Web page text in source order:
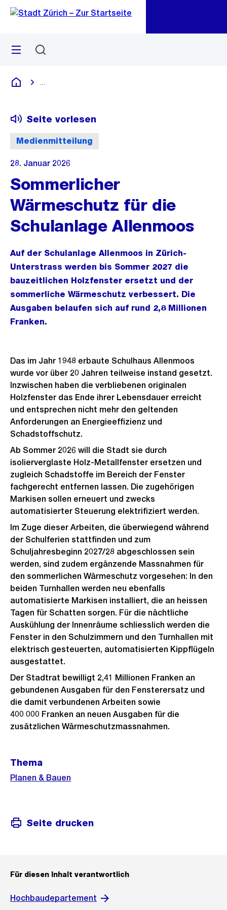
Navigation
Sprunglink
Menü
Deutsch
Medienmitteilung
Seite vorlesen
28. Januar 2026
Sommerlicher
Wärmeschutz für die
Schulanlage Allenmoos
Auf der Schulanlage Allenmoos in Zürich-
Unterstrass werden bis Sommer 2027 die
bauzeitlichen Holzfenster ersetzt und der
sommerliche Wärmeschutz verbessert. Die
Ausgaben belaufen sich auf rund 2,8 Millionen
Franken.
Das im Jahr 1948 erbaute Schulhaus Allenmoos
wurde vor über 20 Jahren teilweise instand gesetzt.
Inzwischen haben die verbliebenen originalen
Holzfenster das Ende ihrer Lebensdauer erreicht
und entsprechen nicht mehr den geltenden
Anforderungen an Energieeffizienz und
Schadstoffschutz.
Ab Sommer 2026 will die Stadt sie durch
isolierverglaste Holz-Metallfenster ersetzen und
zugleich Schadstoffe im Bereich der Fenster
fachgerecht entfernen lassen. Die zugehörigen
Markisen sollen erneuert und zwecks
automatisierter Steuerung elektrifiziert werden.
Im Zuge dieser Arbeiten, die überwiegend während
der Schulferien stattfinden und zum
Schuljahresbeginn 2027/28 abgeschlossen sein
werden, sind zudem ergänzende Massnahmen für
den sommerlichen Wärmeschutz vorgesehen: In den
beiden Turnhallen werden neu ebenfalls
automatisierte Markisen installiert, die an heissen
Tagen für Schatten sorgen. Für die nächtliche
Auskühlung der Innenräume schliesslich werden die
Fenster in den Schulzimmern und den Turnhallen mit
elektrisch gesteuerten, automatisierten Kippflügeln
ausgestattet.
Der Stadtrat bewilligt 2,41 Millionen Franken an
gebundenen Ausgaben für den Fensterersatz und
die damit verbundenen Arbeiten sowie
400 000 Franken an neuen Ausgaben für die
zusätzlichen Wärmeschutzmassnahmen.
Weitere
Informationen
Thema
Planen & Bauen
Seite drucken
Für diesen Inhalt verantwortlich
Hochbaudepartement